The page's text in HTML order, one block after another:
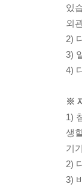
있
외
2)
3)
4)
※
1)
생
기
2)
3)